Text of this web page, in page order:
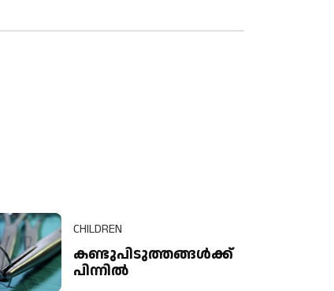
CHILDREN
കണ്ടുപിടുത്തങ്ങൾക്ക്
പിന്നിൽ